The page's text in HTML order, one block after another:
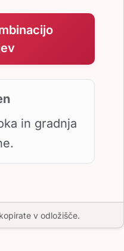
in gradnja
v odložišče.